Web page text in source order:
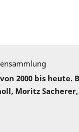
2000 bis heute.
Moritz